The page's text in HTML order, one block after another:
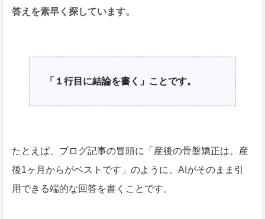
答えを素早く探しています。
「１行目に結論を書く」ことです。
たとえば、ブログ記事の冒頭に「産後の骨盤矯正は、産
後1ヶ月からがベストです」のように、AIがそのまま引
用できる端的な回答を書くことです。